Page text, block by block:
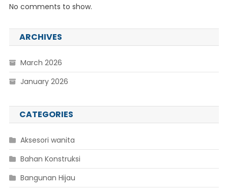
No comments to show.
ARCHIVES
March 2026
January 2026
CATEGORIES
Aksesori wanita
Bahan Konstruksi
Bangunan Hijau